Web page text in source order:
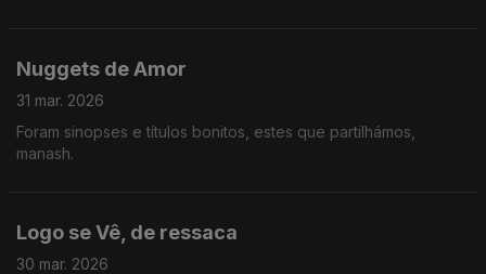
Nuggets de Amor
31 mar. 2026
Foram sinopses e títulos bonitos, estes que partilhámos,
manash.
Logo se Vê, de ressaca
30 mar. 2026